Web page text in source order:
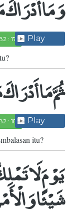
وَمَا أَدْرَاكَ
: 17 Play
ثُمَّ مَا
: 18 Play
itu?
يَوْمَ لَا
شَيْئًا